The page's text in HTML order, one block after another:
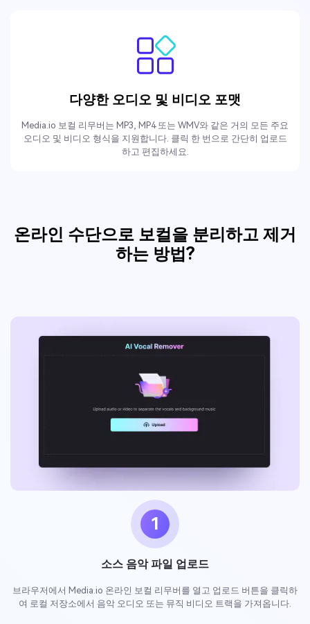
다양한 오디오 및 비디오 포맷
Media.io 보컬 리무버는 MP3, MP4 또는 WMV와 같은 거의 모든 주요
오디오 및 비디오 형식을 지원합니다. 클릭 한 번으로 간단히 업로드
하고 편집하세요.
온라인 수단으로 보컬을 분리하고 제거
하는 방법?
1
소스 음악 파일 업로드
브라우저에서 Media.io 온라인 보컬 리무버를 열고 업로드 버튼을 클릭하
여 로컬 저장소에서 음악 오디오 또는 뮤직 비디오 트랙을 가져옵니다.